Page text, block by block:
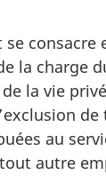
se consacre
la charge
la vie
au
autre